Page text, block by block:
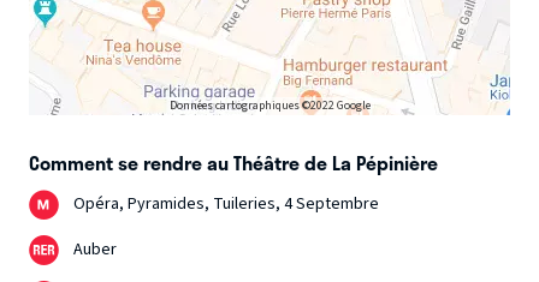
Données cartographiques ©2022 Google
Comment se rendre au Théâtre de La Pépinière
Opéra, Pyramides, Tuileries, 4 Septembre
Auber